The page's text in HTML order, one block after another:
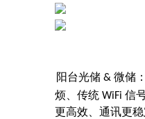
阳台光储 & 微储
烦、传统 WiFi 信
更高效、通讯更